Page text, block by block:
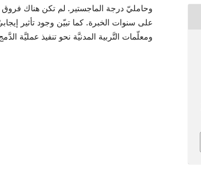
وحامليّ درجة الماجستير. لم تكن هناك فروق
على سنوات الخبرة. كما تبيّن وجود تأثير
ومعلّمات التَّربية المدنيَّة نحو تنفيذ عمليَّة